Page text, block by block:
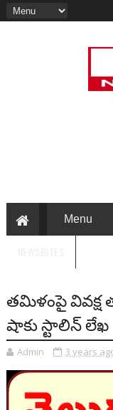
తమిళంపై వివక్ష
షాకు స్టాలిన్ లేఖ
Admin 3 years